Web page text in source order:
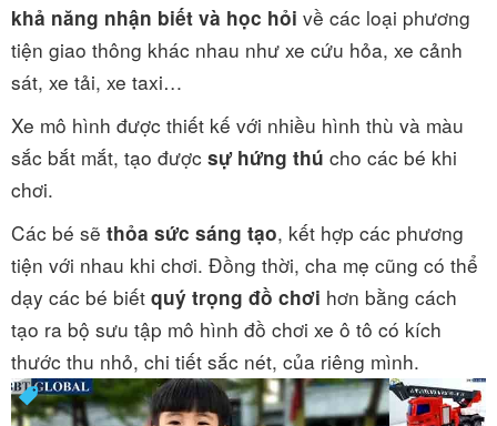
khả năng nhận biết và học hỏi về các loại phương
tiện giao thông khác nhau như xe cứu hỏa, xe cảnh
sát, xe tải, xe taxi…
Xe mô hình được thiết kế với nhiều hình thù và màu
sắc bắt mắt, tạo được sự hứng thú cho các bé khi
chơi.
Các bé sẽ thỏa sức sáng tạo, kết hợp các phương
tiện với nhau khi chơi. Đồng thời, cha mẹ cũng có thể
dạy các bé biết quý trọng đồ chơi hơn bằng cách
tạo ra bộ sưu tập mô hình đồ chơi xe ô tô có kích
thước thu nhỏ, chi tiết sắc nét, của riêng mình.